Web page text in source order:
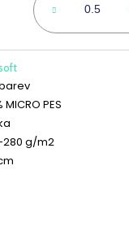
MICRO PES
g/m2